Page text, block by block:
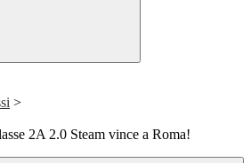
>
2A 2.0 Steam vince a Roma!